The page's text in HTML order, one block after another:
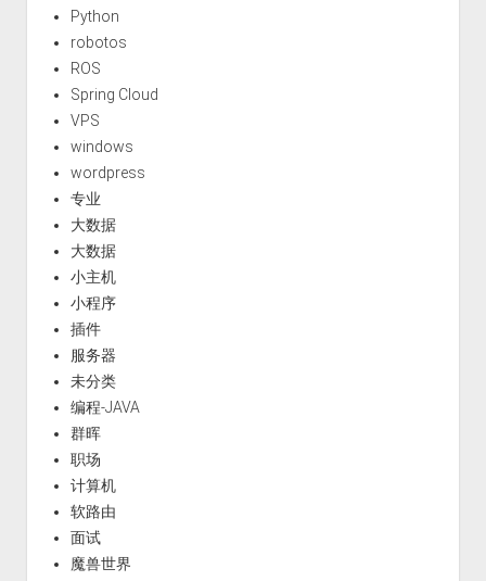
Python
robotos
ROS
Spring Cloud
VPS
windows
wordpress
专业
大数据
大数据
小主机
小程序
插件
服务器
未分类
编程-JAVA
群晖
职场
计算机
软路由
面试
魔兽世界